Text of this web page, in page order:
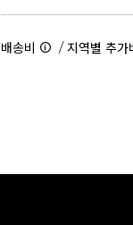
배송비 /지역별 추가